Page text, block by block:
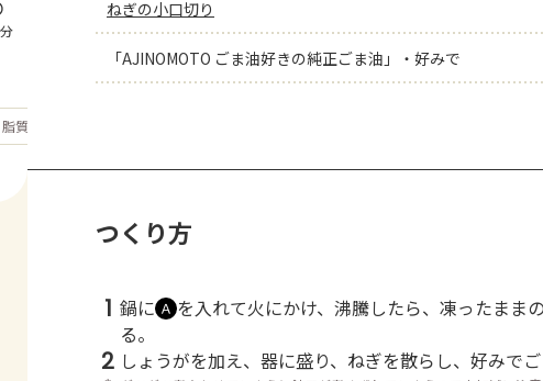
分
脂質
ねぎの小口切り
「AJINOMOTO ごま油好きの純正ごま油」・好みで
つくり方
1 鍋に Ａ を入れて火にかけ、沸騰したら、凍ったまま
る。
2 しょうがを加え、器に盛り、ねぎを散らし、好みでご